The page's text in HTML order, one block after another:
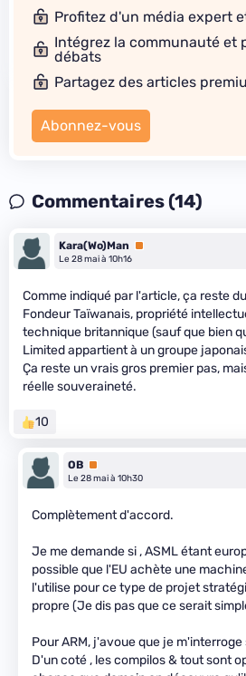
Profitez d'un média expert
Intégrez la communauté et
débats
Partagez des articles
Abonnez-vous
Commentaires (14)
Kara(Wo)Man
Premium
Le 28 mai à 10h16
Comme indiqué par l'article, ça reste
Fondeur Taïwanais, propriété
technique britannique (sauf que bien
Limited appartient à un groupe
Ça reste un vrais gros premier pas,
réelle souveraineté.
10
OB Premium
Le 28 mai à 10h30
Complètement d'accord.
Je me demande si , ASML étant
possible que l'EU achète une
l'utilise pour ce type de projet
propre (Je dis pas que ce serait
Pour ARM, j'avoue que je
D'un coté , les compilos & tout sont